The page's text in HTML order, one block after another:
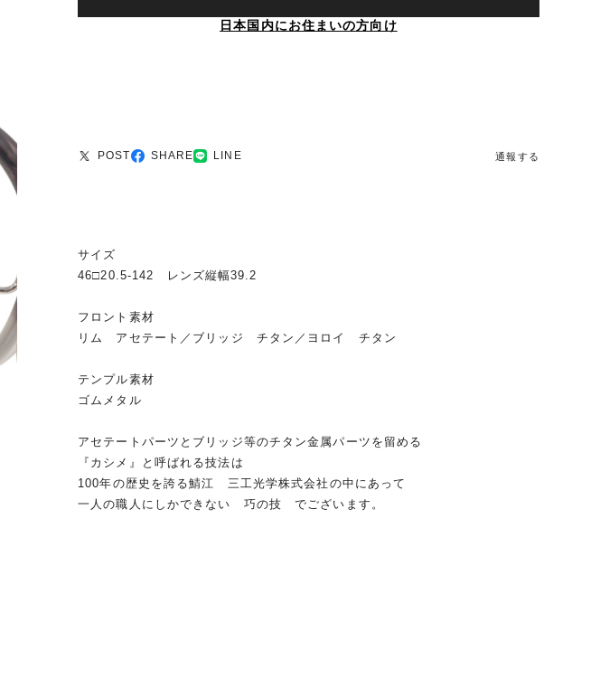
日本国内にお住まいの方向け
POST SHARE LINE 通報する
サイズ
46□20.5-142 レンズ縦幅39.2
フロント素材
リム アセテート／ブリッジ チタン／ヨロイ チタン
テンプル素材
ゴムメタル
アセテートパーツとブリッジ等のチタン金属パーツを留める
『カシメ』と呼ばれる技法は
100年の歴史を誇る鯖江 三工光学株式会社の中にあって
一人の職人にしかできない 巧の技 でございます。